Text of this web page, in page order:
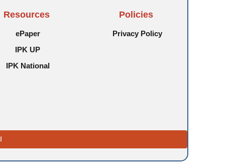
Resources
ePaper
IPK UP
IPK National
Policies
Privacy Policy